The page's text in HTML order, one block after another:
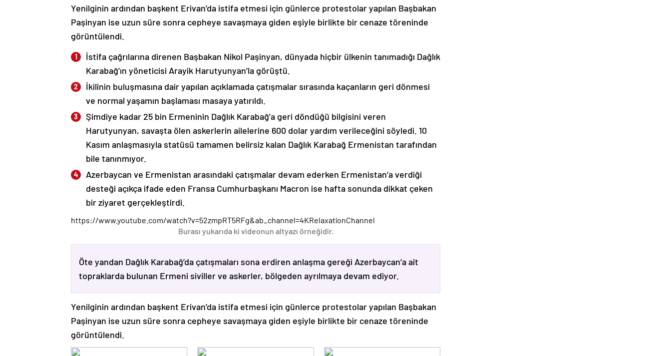
Yenilginin ardından başkent Erivan’da istifa etmesi için günlerce protestolar yapılan Başbakan
Paşinyan ise uzun süre sonra cepheye savaşmaya giden eşiyle birlikte bir cenaze töreninde
görüntülendi.
İstifa çağrılarına direnen Başbakan Nikol Paşinyan, dünyada hiçbir ülkenin tanımadığı Dağlık
Karabağ’ın yöneticisi Arayik Harutyunyan’la görüştü.
İkilinin buluşmasına dair yapılan açıklamada çatışmalar sırasında kaçanların geri dönmesi
ve normal yaşamın başlaması masaya yatırıldı.
Şimdiye kadar 25 bin Ermeninin Dağlık Karabağ’a geri döndüğü bilgisini veren
Harutyunyan, savaşta ölen askerlerin ailelerine 600 dolar yardım verileceğini söyledi. 10
Kasım anlaşmasıyla statüsü tamamen belirsiz kalan Dağlık Karabağ Ermenistan tarafından
bile tanınmıyor.
Azerbaycan ve Ermenistan arasındaki çatışmalar devam ederken Ermenistan’a verdiği
desteği açıkça ifade eden Fransa Cumhurbaşkanı Macron ise hafta sonunda dikkat çeken
bir ziyaret gerçekleştirdi.
https://www.youtube.com/watch?v=52zmpRT5RFg&ab_channel=4KRelaxationChannel
Burası yukarıda ki videonun altyazı örneğidir.
Öte yandan Dağlık Karabağ’da çatışmaları sona erdiren anlaşma gereği Azerbaycan’a ait
topraklarda bulunan Ermeni siviller ve askerler, bölgeden ayrılmaya devam ediyor.
Yenilginin ardından başkent Erivan’da istifa etmesi için günlerce protestolar yapılan Başbakan
Paşinyan ise uzun süre sonra cepheye savaşmaya giden eşiyle birlikte bir cenaze töreninde
görüntülendi.